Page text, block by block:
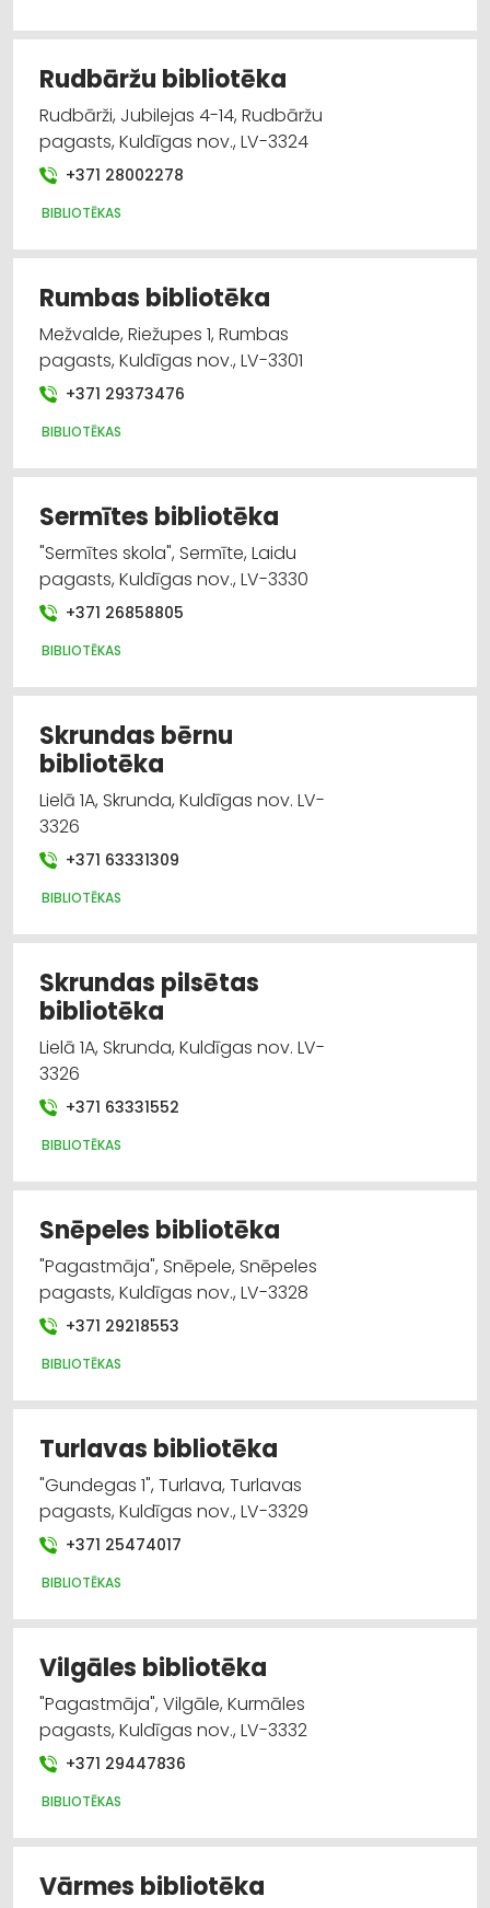
Rudbāržu bibliotēka
Rudbārži, Jubilejas 4-14, Rudbāržu
pagasts, Kuldīgas nov., LV-3324
+371 28002278
BIBLIOTĒKAS
Rumbas bibliotēka
Mežvalde, Riežupes 1, Rumbas
pagasts, Kuldīgas nov., LV-3301
+371 29373476
BIBLIOTĒKAS
Sermītes bibliotēka
"Sermītes skola", Sermīte, Laidu
pagasts, Kuldīgas nov., LV-3330
+371 26858805
BIBLIOTĒKAS
Skrundas bērnu
bibliotēka
Lielā 1A, Skrunda, Kuldīgas nov. LV-
3326
+371 63331309
BIBLIOTĒKAS
Skrundas pilsētas
bibliotēka
Lielā 1A, Skrunda, Kuldīgas nov. LV-
3326
+371 63331552
BIBLIOTĒKAS
Snēpeles bibliotēka
"Pagastmāja", Snēpele, Snēpeles
pagasts, Kuldīgas nov., LV-3328
+371 29218553
BIBLIOTĒKAS
Turlavas bibliotēka
"Gundegas 1", Turlava, Turlavas
pagasts, Kuldīgas nov., LV-3329
+371 25474017
BIBLIOTĒKAS
Vilgāles bibliotēka
"Pagastmāja", Vilgāle, Kurmāles
pagasts, Kuldīgas nov., LV-3332
+371 29447836
BIBLIOTĒKAS
Vārmes bibliotēka